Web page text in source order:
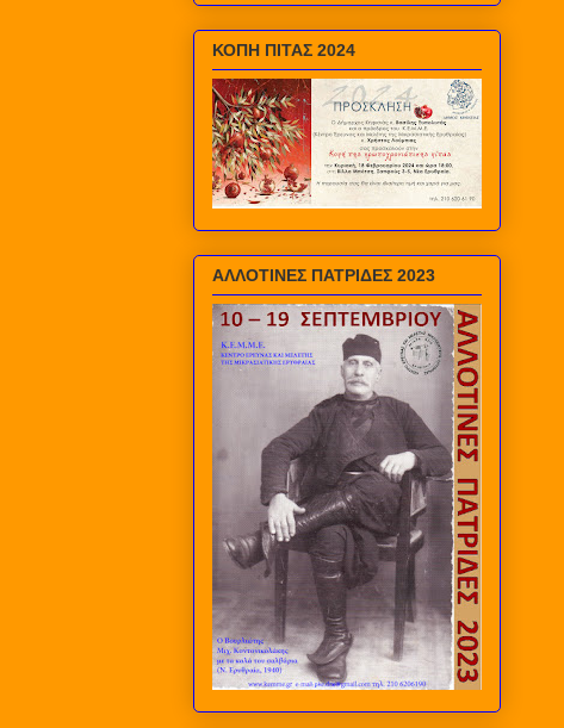
ΚΟΠΗ ΠΙΤΑΣ 2024
ΑΛΛΟΤΙΝΕΣ ΠΑΤΡΙΔΕΣ 2023